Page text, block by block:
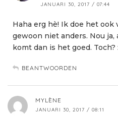
JANUARI 30, 2017 / 07:44
Haha erg hè! Ik doe het ook
gewoon niet anders. Nou
komt dan is het goed. Toch?
BEANTWOORDEN
MYLÈNE
JANUARI 30, 2017 / 08:11